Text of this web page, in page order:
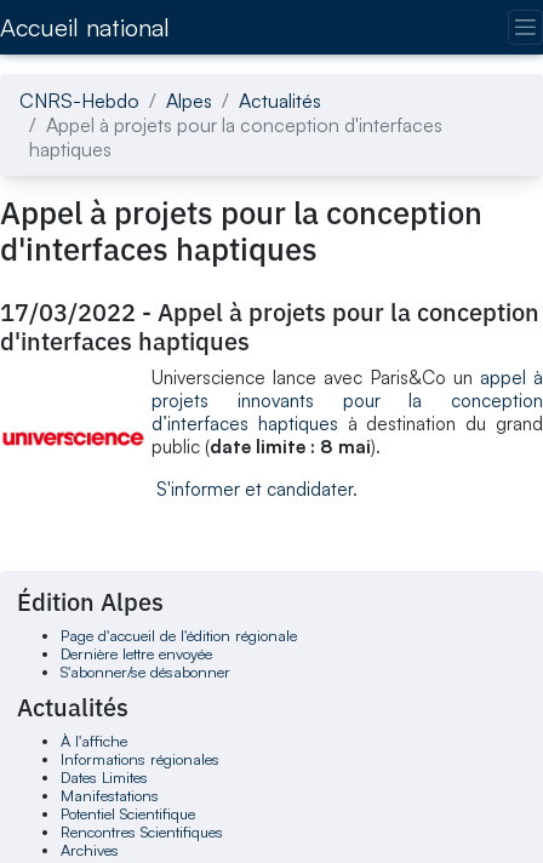
Accueil national
CNRS-Hebdo Alpes
Actualités
Appel à projets pour la conception d'interfaces
haptiques
Appel à projets pour la conception
d'interfaces haptiques
17/03/2022 - Appel à projets pour la conception
d'interfaces haptiques
Universcience lance avec Paris&Co un appel à
projets innovants pour la conception
d’interfaces haptiques à destination du grand
public (date limite : 8 mai).
S'informer et candidater.
Édition Alpes
Page d'accueil de l'édition régionale
Dernière lettre envoyée
S'abonner/se désabonner
Actualités
À l'affiche
Informations régionales
Dates Limites
Manifestations
Potentiel Scientifique
Rencontres Scientifiques
Archives